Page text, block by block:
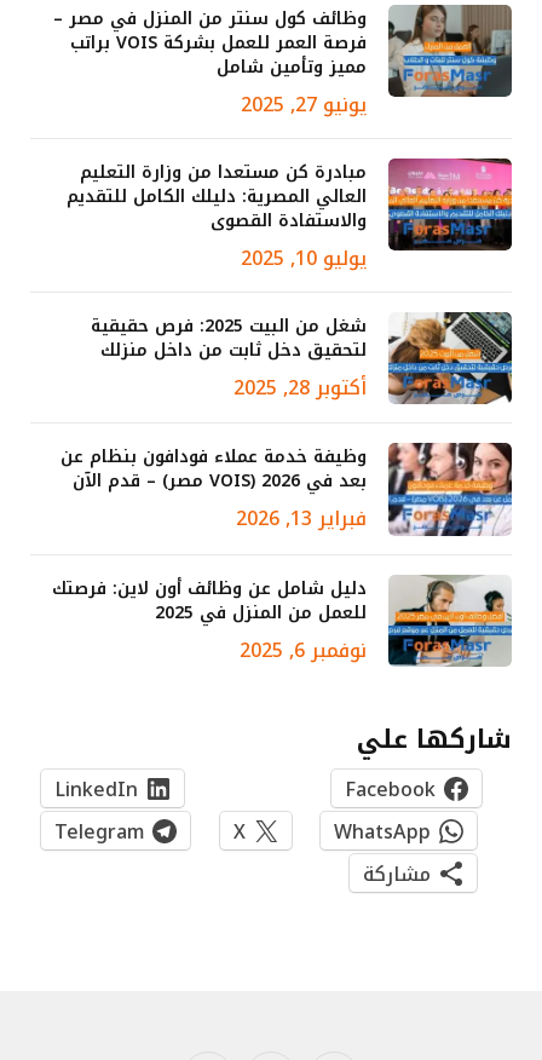
وظائف كول سنتر من المنزل في مصر –
فرصة العمر للعمل بشركة VOIS براتب
مميز وتأمين شامل
يونيو 27, 2025
مبادرة كن مستعدا من وزارة التعليم
العالي المصرية: دليلك الكامل للتقديم
والاستفادة القصوى
يوليو 10, 2025
شغل من البيت 2025: فرص حقيقية
لتحقيق دخل ثابت من داخل منزلك
أكتوبر 28, 2025
وظيفة خدمة عملاء فودافون بنظام عن
بعد في 2026 (VOIS مصر) – قدم الآن
فبراير 13, 2026
دليل شامل عن وظائف أون لاين: فرصتك
للعمل من المنزل في 2025
نوفمبر 6, 2025
شاركها علي
Facebook
LinkedIn
WhatsApp
X
Telegram
مشاركة